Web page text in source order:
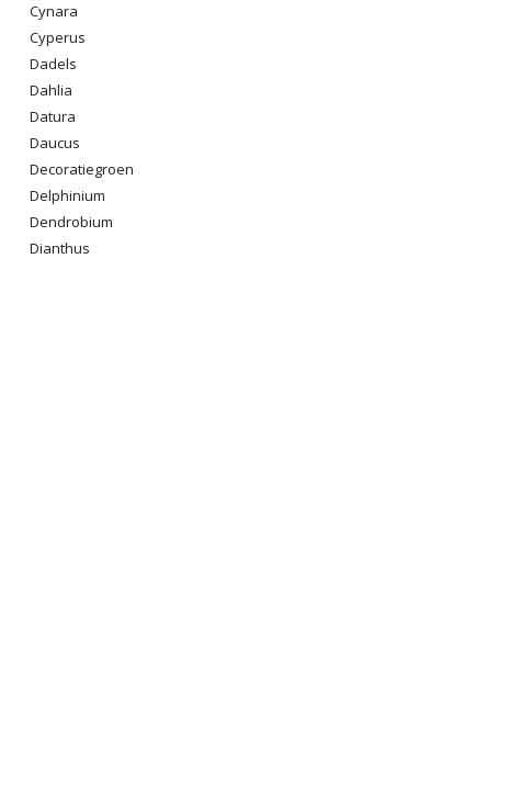
Cynara
Cyperus
Dadels
Dahlia
Datura
Daucus
Decoratiegroen
Delphinium
Dendrobium
Dianthus